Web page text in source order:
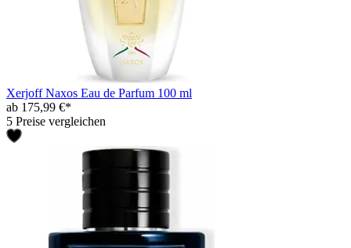
Xerjoff Naxos Eau de Parfum 100 ml
ab 175,99 €*
5 Preise vergleichen